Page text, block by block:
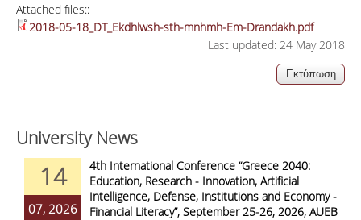
Attached files::
2018-05-18_DT_Ekdhlwsh-sth-mnhmh-Em-Drandakh.pdf
Last updated: 24 May 2018
University News
14
07, 2026
4th International Conference “Greece 2040:
Education, Research - Innovation, Artificial
Intelligence, Defense, Institutions and Economy -
Financial Literacy”, September 25-26, 2026, AUEB